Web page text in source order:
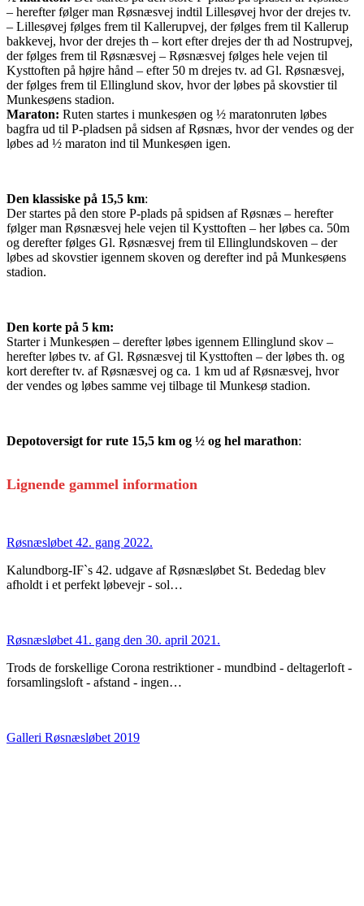
– herefter følger man Røsnæsvej indtil Lillesøvej hvor der drejes tv.
– Lillesøvej følges frem til Kallerupvej, der følges frem til Kallerup
bakkevej, hvor der drejes th – kort efter drejes der th ad Nostrupvej,
der følges frem til Røsnæsvej – Røsnæsvej følges hele vejen til
Kysttoften på højre hånd – efter 50 m drejes tv. ad Gl. Røsnæsvej,
der følges frem til Ellinglund skov, hvor der løbes på skovstier til
Munkesøens stadion.
Maraton: Ruten startes i munkesøen og ½ maratonruten løbes
bagfra ud til P-pladsen på sidsen af Røsnæs, hvor der vendes og der
løbes ad ½ maraton ind til Munkesøen igen.
Den klassiske på 15,5 km:
Der startes på den store P-plads på spidsen af Røsnæs – herefter
følger man Røsnæsvej hele vejen til Kysttoften – her løbes ca. 50m
og derefter følges Gl. Røsnæsvej frem til Ellinglundskoven – der
løbes ad skovstier igennem skoven og derefter ind på Munkesøens
stadion.
Den korte på 5 km:
Starter i Munkesøen – derefter løbes igennem Ellinglund skov –
herefter løbes tv. af Gl. Røsnæsvej til Kysttoften – der løbes th. og
kort derefter tv. af Røsnæsvej og ca. 1 km ud af Røsnæsvej, hvor
der vendes og løbes samme vej tilbage til Munkesø stadion.
Depotoversigt for rute 15,5 km og ½ og hel marathon:
Lignende gammel information
Røsnæsløbet 42. gang 2022.
Kalundborg-IF`s 42. udgave af Røsnæsløbet St. Bededag blev
afholdt i et perfekt løbevejr - sol…
Røsnæsløbet 41. gang den 30. april 2021.
Trods de forskellige Corona restriktioner - mundbind - deltagerloft -
forsamlingsloft - afstand - ingen…
Galleri Røsnæsløbet 2019